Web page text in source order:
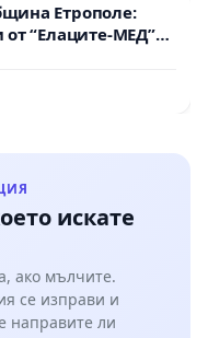
Етрополе:
“Елаците-МЕД”
всички
искате
ако мълчите.
се изправи и
направите ли